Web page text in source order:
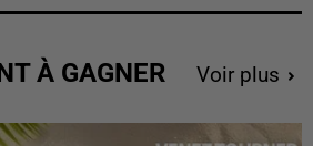
À GAGNER Voir plus